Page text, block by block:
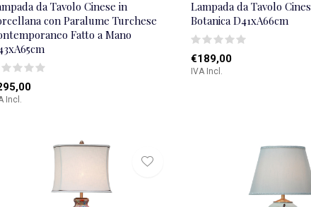
da Tavolo Cinese in
con Paralume Turchese
Fatto a Mano
Incl.
Lampada da Tavolo
Botanica D41xA66cm
€189,00
IVA Incl.